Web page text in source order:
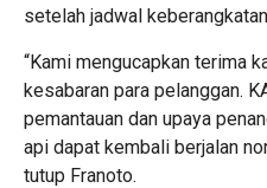
setelah jadwal
“Kami mengucapkan terima
kesabaran para pelanggan.
pemantauan dan upaya
api dapat kembali berjalan
tutup Franoto.